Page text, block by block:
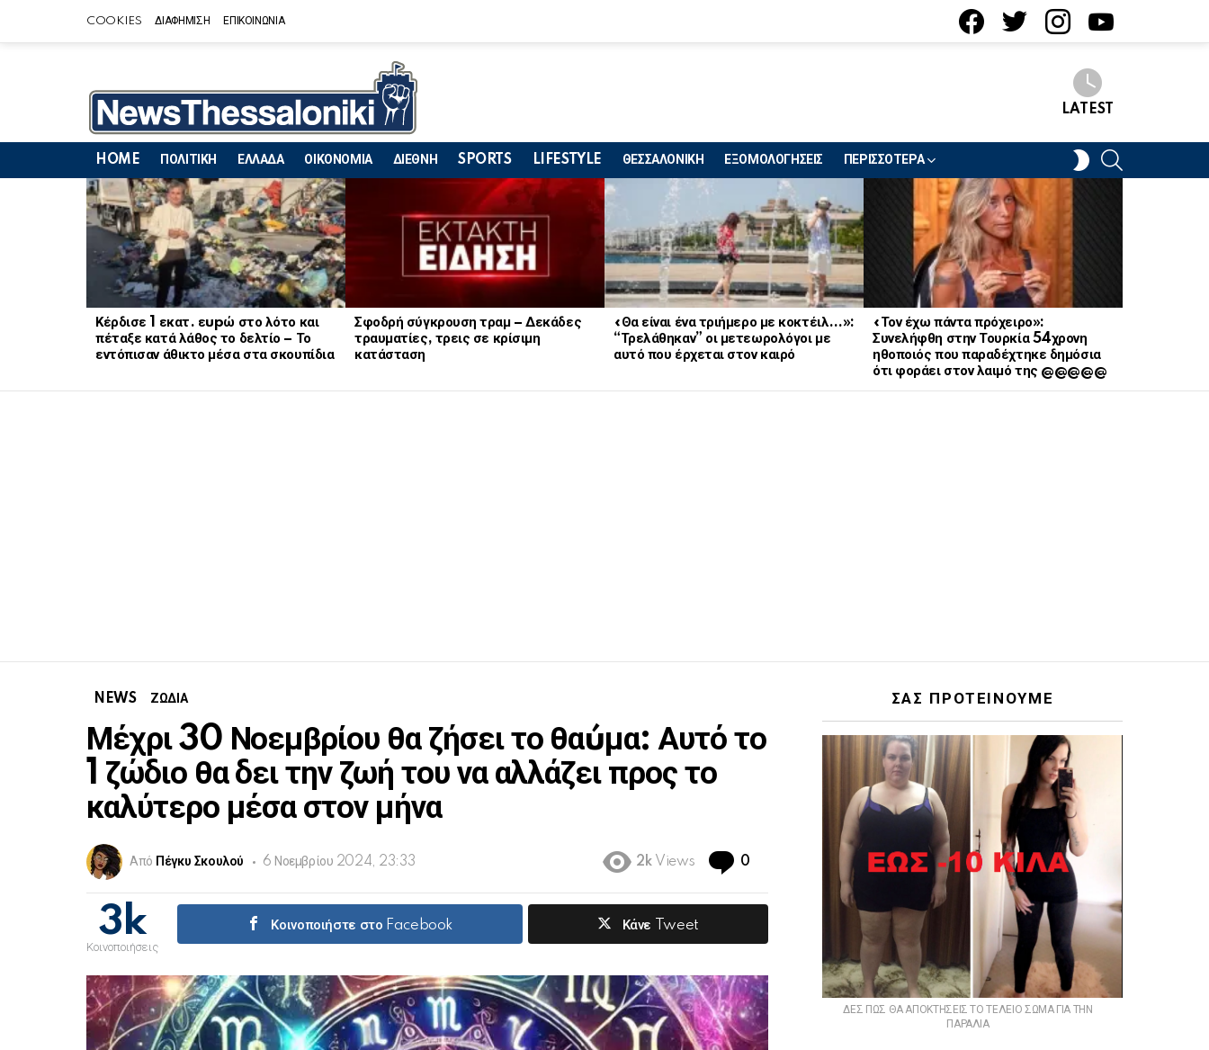
COOKIES ΔΙΑΦΗΜΙΣΗ ΕΠΙΚΟΙΝΩΝΙΑ
LATEST
HOME ΠΟΛΙΤΙΚΗ ΕΛΛΑΔΑ ΟΙΚΟΝΟΜΙΑ ΔΙΕΘΝΗ SPORTS LIFESTYLE ΘΕΣΣΑΛΟΝΙΚΗ ΕΞΟΜΟΛΟΓΗΣΕΙΣ ΠΕΡΙΣΣΟΤΕΡΑ
SWITCH
SKIN
LATEST
STORIES
Κέρδισε 1 εκατ. εupώ στο λότο και
πέταξε κατά λάθος το δελτίο – Το
εντόπισαν άθικτο μέσα στα σκουπίδια
Σφοδρή σύγκρουση τραμ – Δεκάδες
τραυματίες, τρεις σε κρίσιμη
κατάσταση
«Θα είναι ένα τριήμερο με κοκτέιλ…»:
“Τρελάθηκαν” οι μετεωρολόγοι με
αυτό που έρχεται στον καιρό
«Τον έχω πάντα πρόχειρο»:
Συνελήφθη στην Τουρκία 54χρονη
ηθοποιός που παραδέχτηκε δημόσια
ότι φοράει στον λαιμό της @@@@@
NEWS ΖΩΔΙΑ
Μέχρι 30 Νοεμβρίου θα ζήσει το θαúμα: Αυτό το
1 ζώδιο θα δει την ζωή του να αλλάζει προς το
καλύτερο μέσα στον μήνα
Από Πέγκυ Σκουλού 6 Νοεμβρίου 2024, 23:33 2k Views 0
3k
Κοινοποιήσεις
Κοινοποιήστε στο Facebook Κάνε Tweet
ΣΑΣ ΠΡΟΤΕΙΝΟΥΜΕ
ΔΕΣ ΠΩΣ ΘΑ ΑΠΟΚΤΗΣΕΙΣ ΤΟ ΤΕΛΕΙΟ ΣΩΜΑ ΓΙΑ ΤΗΝ
ΠΑΡΑΛΙΑ